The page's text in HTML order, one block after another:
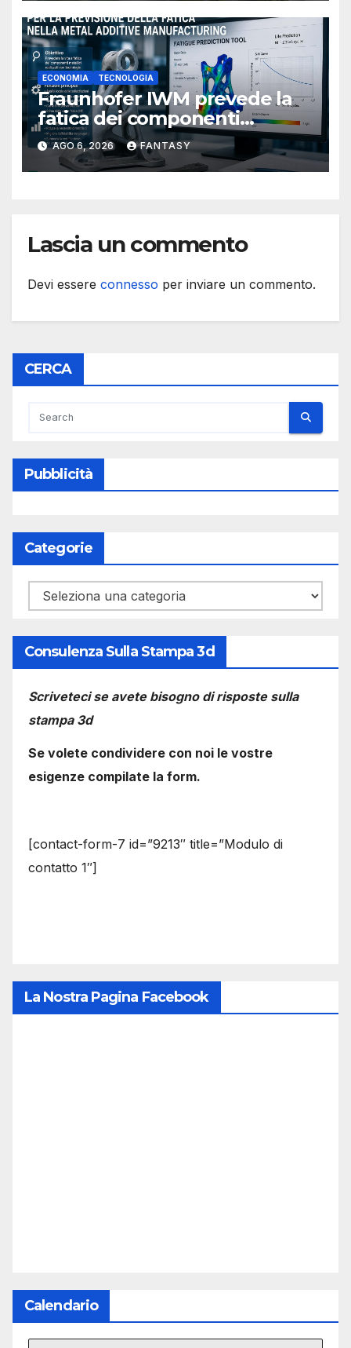
ECONOMIA TECNOLOGIA
Fraunhofer IWM prevede la
fatica dei componenti
metallici stampati in 3D
AGO 6, 2026 FANTASY
Lascia un commento
Devi essere connesso per inviare un commento.
CERCA
Pubblicità
Categorie
Categorie
Consulenza Sulla Stampa 3d
Scriveteci se avete bisogno di risposte sulla
stampa 3d
Se volete condividere con noi le vostre
esigenze compilate la form.
[contact-form-7 id=”9213″ title=”Modulo di
contatto 1″]
La Nostra Pagina Facebook
Calendario